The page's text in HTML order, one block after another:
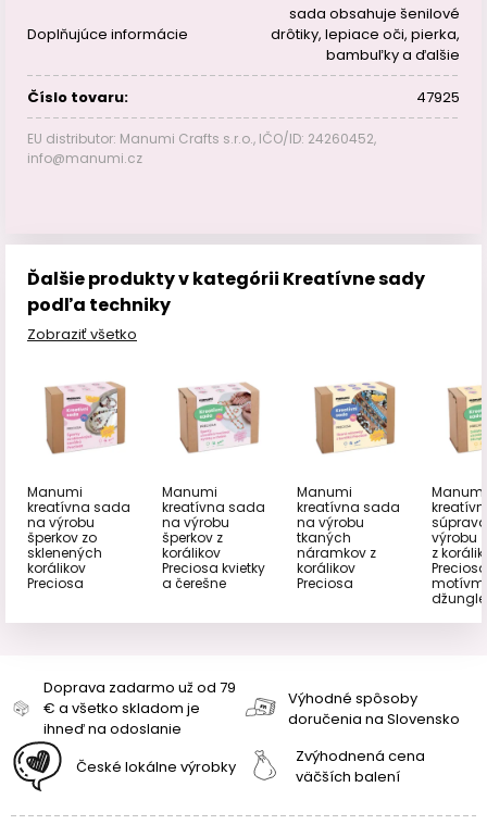
Doplňujúce informácie
sada obsahuje šenilové
drôtiky, lepiace oči, pierka,
bambuľky a ďalšie
Číslo tovaru: 47925
EU distributor: Manumi Crafts s.r.o., IČO/ID: 24260452,
info@manumi.cz
Ďalšie produkty v kategórii Kreatívne sady
podľa techniky
Zobraziť všetko
Manumi
kreatívna sada
na výrobu
šperkov zo
sklenených
korálikov
Preciosa
Manumi
kreatívna sada
na výrobu
šperkov z
korálikov
Preciosa kvietky
a čerešne
Manumi
kreatívna sada
na výrobu
tkaných
náramkov z
korálikov
Preciosa
Manumi
výrobu
z
motívmi
džungle
Doprava zadarmo už od 79
€ a všetko skladom je
ihneď na odoslanie
Výhodné spôsoby
doručenia na Slovensko
České lokálne výrobky
Zvýhodnená cena
väčších balení